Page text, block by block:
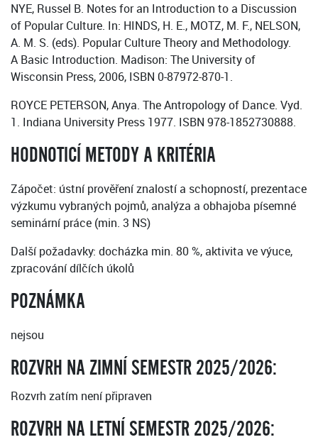
NYE, Russel B. Notes for an Introduction to a Discussion
of Popular Culture. In: HINDS, H. E., MOTZ, M. F., NELSON,
A. M. S. (eds). Popular Culture Theory and Methodology.
A Basic Introduction. Madison: The University of
Wisconsin Press, 2006, ISBN 0-87972-870-1.
ROYCE PETERSON, Anya. The Antropology of Dance. Vyd.
1. Indiana University Press 1977. ISBN 978-1852730888.
HODNOTICÍ METODY A KRITÉRIA
Zápočet: ústní prověření znalostí a schopností, prezentace
výzkumu vybraných pojmů, analýza a obhajoba písemné
seminární práce (min. 3 NS)
Další požadavky: docházka min. 80 %, aktivita ve výuce,
zpracování dílčích úkolů
POZNÁMKA
nejsou
ROZVRH NA ZIMNÍ SEMESTR 2025/2026:
Rozvrh zatím není připraven
ROZVRH NA LETNÍ SEMESTR 2025/2026: